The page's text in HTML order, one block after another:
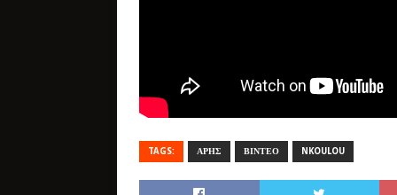
TAGS: ΑΡΗΣ ΒΙΝΤΕΟ NKOULOU